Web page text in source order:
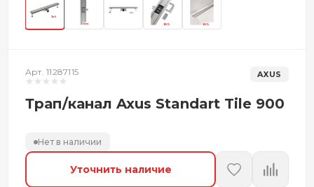
Арт. 11287115 AXUS
Трап/канал Axus Standart Tile 900
Нет в наличии
Уточнить наличие